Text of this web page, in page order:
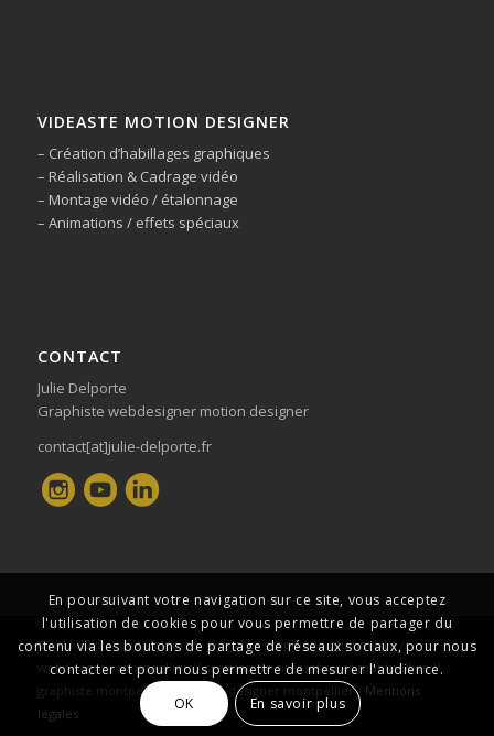
VIDEASTE MOTION DESIGNER
– Création d’habillages graphiques
– Réalisation & Cadrage vidéo
– Montage vidéo / étalonnage
– Animations / effets spéciaux
CONTACT
Julie Delporte
Graphiste webdesigner motion designer
contact[at]julie-delporte.fr
©2011-2020 - Julie Delporte - Designer graphique multimédia //
webdesigner montpellier // creation de sites internet montpellier //
graphiste montpellier // motion designer montpellier - Mentions
légales
En poursuivant votre navigation sur ce site, vous acceptez
l'utilisation de cookies pour vous permettre de partager du
contenu via les boutons de partage de réseaux sociaux, pour nous
contacter et pour nous permettre de mesurer l'audience.
OK
En savoir plus